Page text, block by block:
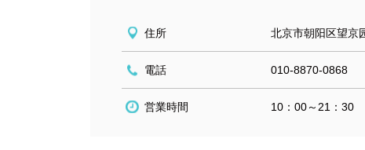
住所 北京市朝阳区望京
電話 010-8870-0868
営業時間 10：00～21：30